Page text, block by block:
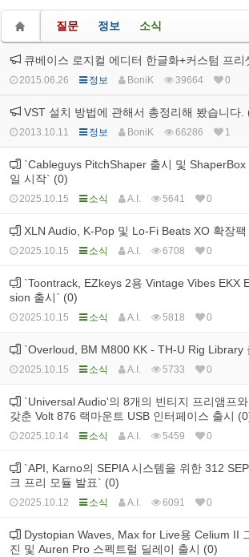
질문 정보 소식
큐베이스 로지컬 에디터 한글화+커스텀 프리
2015.06.26 정보 BoniK 39664 0
VST 설치 방법에 관해서 총정리해 봤습니다.
2013.10.11 정보 BoniK 66286 1
`Cableguys PitchShaper 출시 및 ShaperBox
일 시작` (0)
2025.10.15 소식 A.I. 5641 0
XLN Audio, K-Pop 및 Lo-Fi Beats XO 확장
2025.10.15 소식 A.I. 6708 0
`Toontrack, EZkeys 2용 Vintage Vibes EKX
sion 출시` (0)
2025.10.15 소식 A.I. 5818 0
`Overloud, BM M800 KK - TH-U Rig Library
2025.10.15 소식 A.I. 5733 0
`Universal Audio'의 8개의 빈티지 프리앰프
갖춘 Volt 876 랙마운트 USB 인터페이스 출시
2025.10.14 소식 A.I. 5459 0
`API, Karno의 SEPIA 시스템을 위한 312
크 프리 모듈 발표` (0)
2025.10.12 소식 A.I. 6091 0
Dystopian Waves, Max for Live용 Celium II
진 및 Auren Pro 스펙트럴 딜레이 출시 (0)